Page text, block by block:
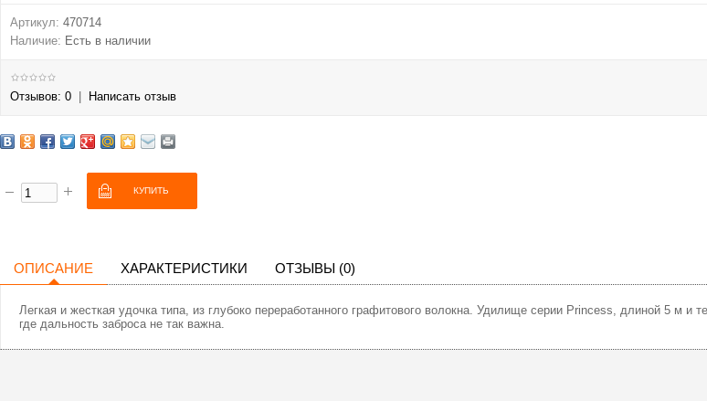
Артикул: 470714
Наличие: Есть в наличии
Отзывов: 0 Написать отзыв
ОПИСАНИЕ ХАРАКТЕРИСТИКИ ОТЗЫВЫ (0)
Легкая и жесткая удочка типа, из глубоко переработанного графитового волокна. Удилище серии Princess, длиной 5 м
где дальность заброса не так важна.